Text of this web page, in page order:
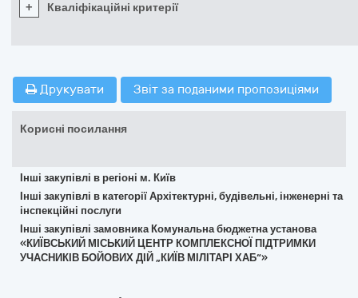
+ Кваліфікаційні критерії
Друкувати Звіт за поданими пропозиціями
Корисні посилання
Інші закупівлі в регіоні м. Київ
Інші закупівлі в категорії Архітектурні, будівельні, інженерні та
інспекційні послуги
Інші закупівлі замовника Комунальна бюджетна установа
«КИЇВСЬКИЙ МІСЬКИЙ ЦЕНТР КОМПЛЕКСНОЇ ПІДТРИМКИ
УЧАСНИКІВ БОЙОВИХ ДІЙ „КИЇВ МІЛІТАРІ ХАБ“»